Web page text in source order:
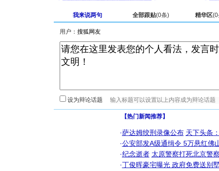
我来说两句 全部跟贴(0条) 精华区(0
用户：
设为辩论话题
【热门新闻推荐】
·萨达姆绞刑录像公布 天下头条
·公安部发A级通缉令 5万悬红佛
·纪念逝者 太原警察打死北京警
·丁俊晖豪宅曝光 政府免费送别